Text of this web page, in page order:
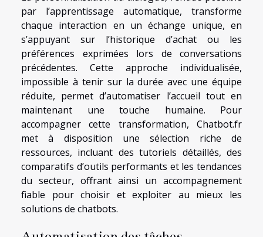
par l’apprentissage automatique, transforme
chaque interaction en un échange unique, en
s’appuyant sur l’historique d’achat ou les
préférences exprimées lors de conversations
précédentes. Cette approche individualisée,
impossible à tenir sur la durée avec une équipe
réduite, permet d’automatiser l’accueil tout en
maintenant une touche humaine. Pour
accompagner cette transformation, Chatbot.fr
met à disposition une sélection riche de
ressources, incluant des tutoriels détaillés, des
comparatifs d’outils performants et les tendances
du secteur, offrant ainsi un accompagnement
fiable pour choisir et exploiter au mieux les
solutions de chatbots.